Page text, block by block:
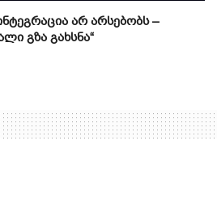
არ არსებობს –
გზა გახსნა“